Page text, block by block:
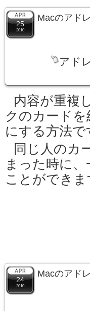
25
2010
Macのアド
アド
内容が重複
クのカード
にする方法で
同じ人のカ
まった時に
ことができま
24
2010
Macのアド